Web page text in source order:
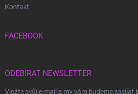
Kontakt
FACEBOOK
ODEBÍRAT NEWSLETTER
Vložte svůj e-mail a my vám budeme zasílat